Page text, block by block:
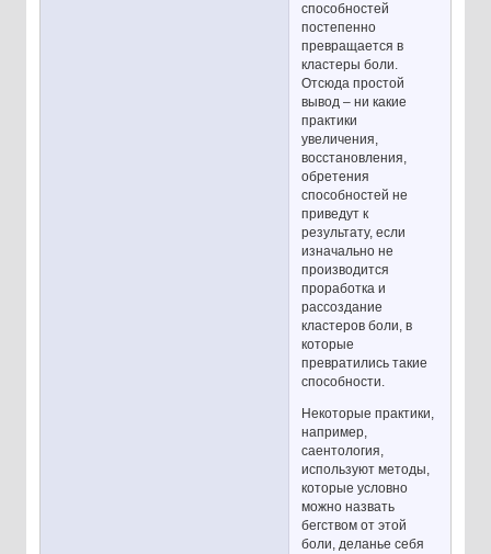
способностей
постепенно
превращается в
кластеры боли.
Отсюда простой
вывод – ни какие
практики
увеличения,
восстановления,
обретения
способностей не
приведут к
результату, если
изначально не
производится
проработка и
рассоздание
кластеров боли, в
которые
превратились такие
способности.
Некоторые практики,
например,
саентология,
используют методы,
которые условно
можно назвать
бегством от этой
боли, деланье себя